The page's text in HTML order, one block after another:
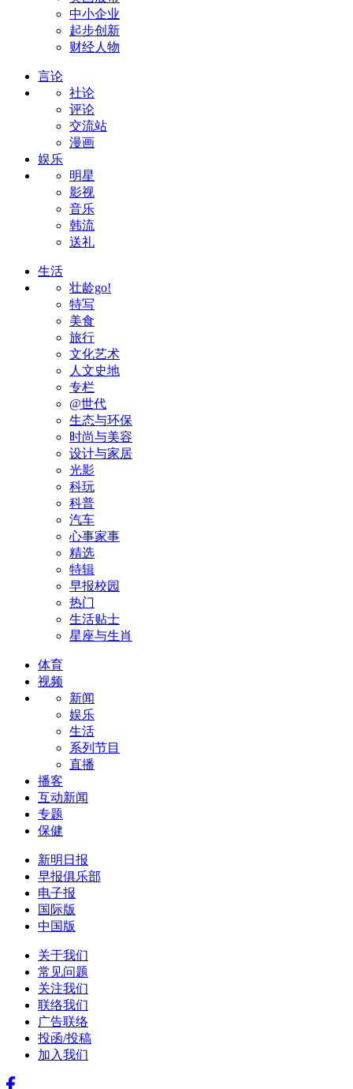
中小企业
起步创新
财经人物
言论
社论
评论
交流站
漫画
娱乐
明星
影视
音乐
韩流
送礼
生活
壮龄go!
特写
美食
旅行
文化艺术
人文史地
专栏
@世代
生态与环保
时尚与美容
设计与家居
光影
科玩
科普
汽车
心事家事
精选
特辑
早报校园
热门
生活贴士
星座与生肖
体育
视频
新闻
娱乐
生活
系列节目
直播
播客
互动新闻
专题
保健
新明日报
早报俱乐部
电子报
国际版
中国版
关于我们
常见问题
关注我们
联络我们
广告联络
投函/投稿
加入我们